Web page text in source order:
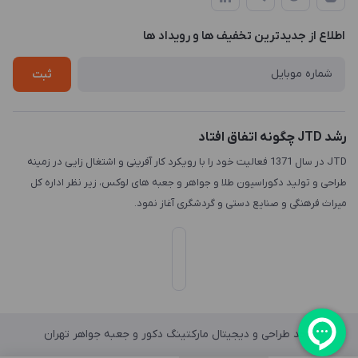
لیست محصولات
درباره ما
چاپ و حکاکی
طراحی سه بعدی
اطلاع از جدیدترین تخفیف ها و رویداد ها
ثبت
رشد JTD چگونه اتفاق افتاد
JTD در سال 1371 فعالیت خود را با رویکرد کار آفرینی و اشتغال زایی در زمینه
طراحی و تولید دکوراسیون طلا و جواهر و جعبه های لوکس، زیر نظر اداره کل
میراث فرهنگی و صنایع دستی و گردشگری آغاز نمود.
واحد طراحی و دیجیتال مارکتینگ دکور و جعبه جواهر تهران